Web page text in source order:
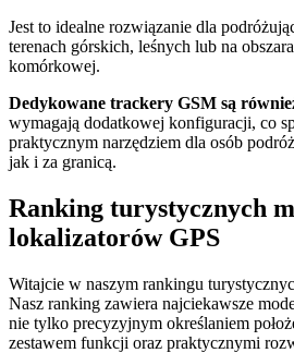
Jest to idealne rozwiązanie dla
terenach górskich, leśnych lub na
komórkowej.
Dedykowane trackery GSM są
wymagają dodatkowej konfiguracji, co
praktycznym narzędziem dla osób
jak i za granicą.
Ranking turystycznych
lokalizatorów GPS
Witajcie w naszym rankingu
Nasz ranking zawiera najciekawsze
nie tylko precyzyjnym określaniem
zestawem funkcji oraz praktycznymi